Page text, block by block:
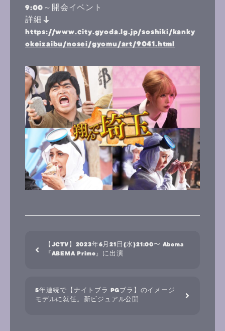
9:00～開会イベント
詳細↓
https://www.city.gyoda.lg.jp/soshiki/kanky
okeizaibu/nosei/gyomu/art/9041.html
【JCTV】2023年6月21日(水)21:00〜 Abema
『ABEMA Prime』に出演
5年連続で【ナイトブラ PGブラ】のイメージ
モデルに就任。新ビジュアル公開